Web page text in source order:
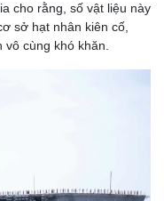
cho rằng, số vật liệu này
sở hạt nhân kiên cố,
cùng khó khăn.